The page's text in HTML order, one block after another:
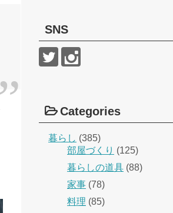
SNS
Categories
暮らし (385)
部屋づくり (125)
暮らしの道具 (88)
家事 (78)
料理 (85)